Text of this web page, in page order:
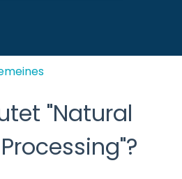
"Natural